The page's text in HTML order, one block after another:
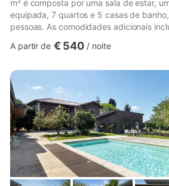
m² é composta por uma sala de estar,
equipada, 7 quartos e 5 casas de
pessoas. As comodidades adicionais
espaço de trabalho dedicado para
e uma máquina de lavar roupa. Além
de mesa está disponível na propriedade.
inclui ar condici...
A partir de € 540 / noite